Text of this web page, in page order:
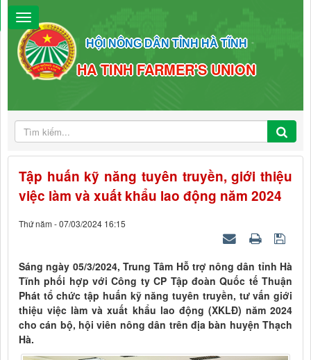
HỘI NÔNG DÂN TỈNH HÀ TĨNH
HA TINH FARMER'S UNION
Tập huấn kỹ năng tuyên truyền, giới thiệu
việc làm và xuất khẩu lao động năm 2024
Thứ năm - 07/03/2024 16:15
Sáng ngày 05/3/2024, Trung Tâm Hỗ trợ nông dân tỉnh Hà
Tĩnh phối hợp với Công ty CP Tập đoàn Quốc tế Thuận
Phát tổ chức tập huấn kỹ năng tuyên truyền, tư vấn giới
thiệu việc làm và xuất khẩu lao động (XKLĐ) năm 2024
cho cán bộ, hội viên nông dân trên địa bàn huyện Thạch
Hà.